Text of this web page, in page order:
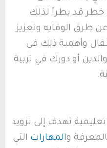
قد يطرأ لذلك
طرق الوقايه وتعزيز
وأهمية ذلك في
أو دورك في تربية
تعليمية تهدف إلى تزويد
والمهارات التي